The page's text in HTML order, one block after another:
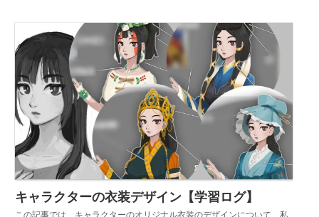
キャラクターの衣装デザイン【学習ログ】